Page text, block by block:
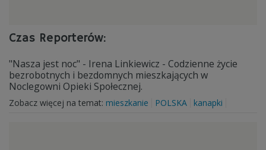
Czas Reporterów:
"Nasza jest noc" - Irena Linkiewicz - Codzienne życie
bezrobotnych i bezdomnych mieszkających w
Noclegowni Opieki Społecznej.
Zobacz więcej na temat: mieszkanie POLSKA kanapki